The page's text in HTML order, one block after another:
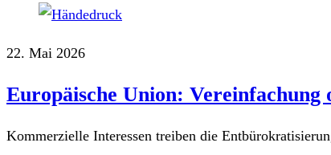
22. Mai 2026
Europäische Union: Vereinfachung
Kommerzielle Interessen treiben die